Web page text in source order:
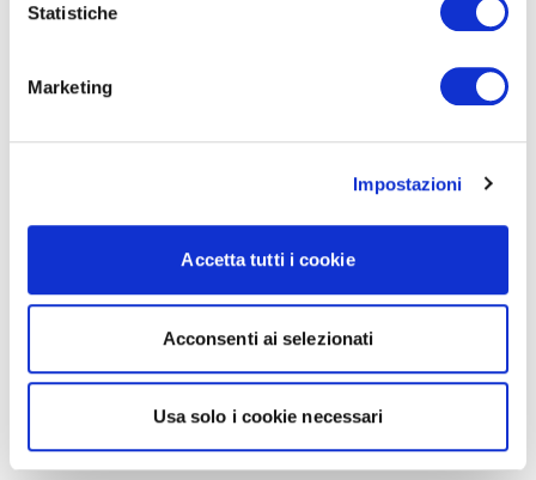
Statistiche
Marketing
Impostazioni
Accetta tutti i cookie
Acconsenti ai selezionati
Usa solo i cookie necessari